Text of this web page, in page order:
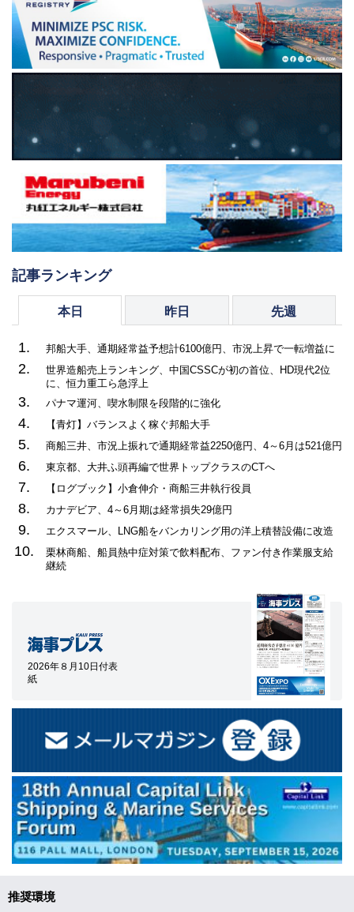
記事ランキング
本日 昨日 先週
1. 邦船大手、通期経常益予想計6100億円、市況上昇で一転増益に
2.
世界造船売上ランキング、中国CSSCが初の首位、HD現代2位
に、恒力重工ら急浮上
3. パナマ運河、喫水制限を段階的に強化
4. 【青灯】バランスよく稼ぐ邦船大手
5. 商船三井、市況上振れで通期経常益2250億円、4～6月は521億円
6. 東京都、大井ふ頭再編で世界トップクラスのCTへ
7. 【ログブック】小倉伸介・商船三井執行役員
8. カナデビア、4～6月期は経常損失29億円
9. エクスマール、LNG船をバンカリング用の洋上積替設備に改造
10.
栗林商船、船員熱中症対策で飲料配布、ファン付き作業服支給
継続
2026年８月10日付表
紙
推奨環境